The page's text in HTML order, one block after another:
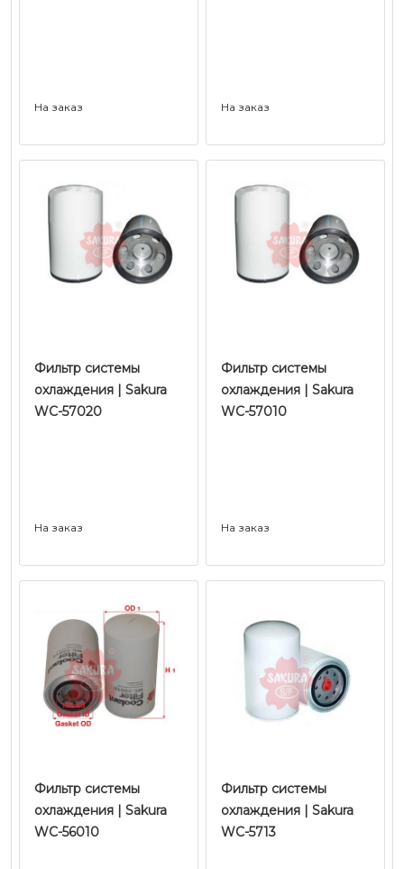
На заказ На заказ
Фильтр системы
охлаждения | Sakura
WC-57020
На заказ
Фильтр системы
охлаждения | Sakura
WC-57010
На заказ
Фильтр системы
охлаждения | Sakura
WC-56010
Фильтр системы
охлаждения | Sakura
WC-5713